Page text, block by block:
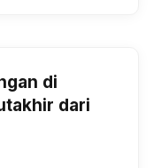
di
dari